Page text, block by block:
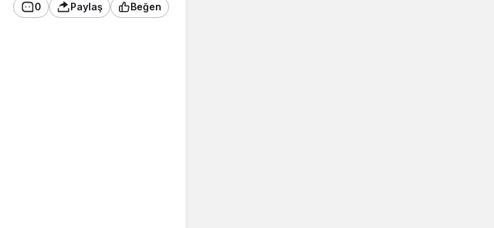
0 Paylaş Beğen